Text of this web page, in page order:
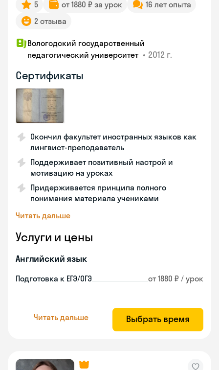
5 от 1880 ₽ за урок
16 лет опыта
2 отзыва
Вологодский государственный
педагогический университет • 2012 г.
Сертификаты
Окончил факультет иностранных языков как
лингвист-преподаватель
Поддерживает позитивный настрой и
мотивацию на уроках
Придерживается принципа полного
понимания материала учениками
Читать дальше
Услуги и цены
Английский язык
Подготовка к ЕГЭ/ОГЭ от 1880 ₽ / урок
Читать дальше Выбрать время